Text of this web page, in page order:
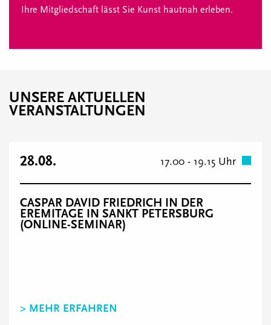
Ihre Mitgliedschaft lässt Sie Kunst hautnah erleben.
UNSERE AKTUELLEN
VERANSTALTUNGEN
28.08. 17.00 - 19.15 Uhr
CASPAR DAVID FRIEDRICH IN DER
EREMITAGE IN SANKT PETERSBURG
(ONLINE-SEMINAR)
> MEHR ERFAHREN